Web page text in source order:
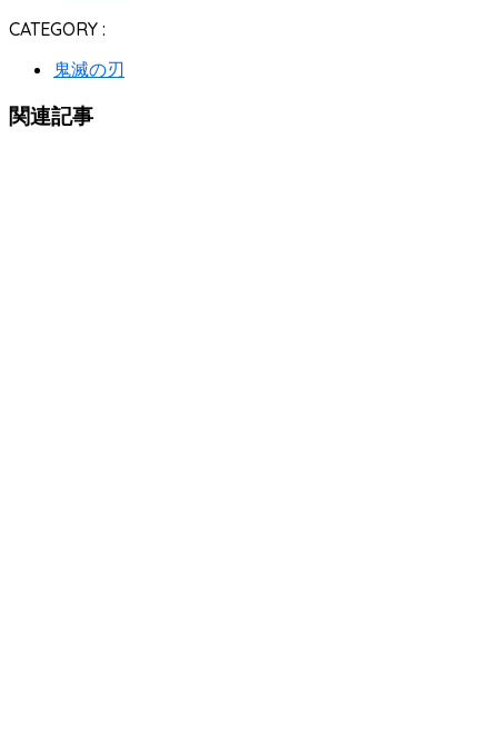
CATEGORY :
鬼滅の刃
関連記事